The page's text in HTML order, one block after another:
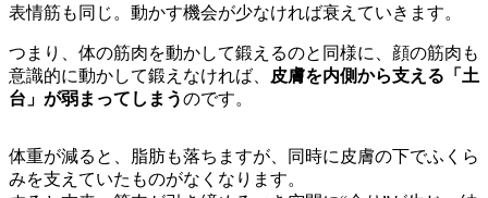
表情筋も同じ。動かす機会が少なければ衰えていきます。
つまり、体の筋肉を動かして鍛えるのと同様に、顔の筋肉も
意識的に動かして鍛えなければ、
皮膚を内側から支える「土
台」が弱まってしまうのです。
体重が減ると、脂肪も落ちますが、同時に皮膚の下でふくら
みを支えていたものがなくなります。